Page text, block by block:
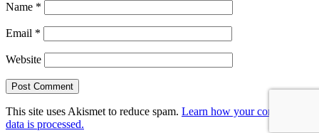
Name *
Email *
Website
This site uses Akismet to reduce spam. Learn how your comment
data is processed.